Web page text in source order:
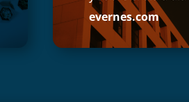
evernes.com